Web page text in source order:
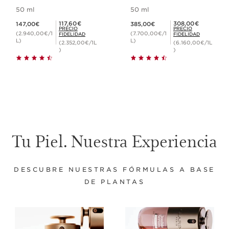
potente*
50 ml
147,00€
(2.940,00€/1
L)
Precio Fidelidad 117,60€
117,60€
PRECIO
FIDELIDAD
(2.352,00€/1L
)
50 ml
385,00€
(7.700,00€/1
L)
Precio Fidelidad 308,00€
308,00€
PRECIO
FIDELIDAD
(6.160,00€/1L
)
Tu Piel. Nuestra Experiencia
DESCUBRE NUESTRAS FÓRMULAS A BASE
DE PLANTAS